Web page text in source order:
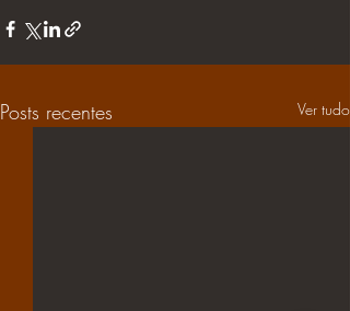
Posts recentes Ver tudo